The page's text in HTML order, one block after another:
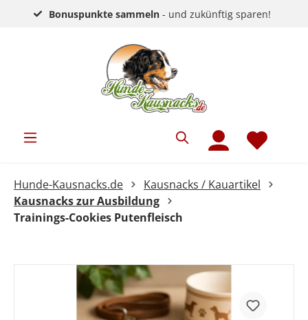
Bonuspunkte sammeln - und zukünftig sparen!
Hunde-Kausnacks.de
Kausnacks / Kauartikel
Kausnacks zur Ausbildung
Trainings-Cookies Putenfleisch